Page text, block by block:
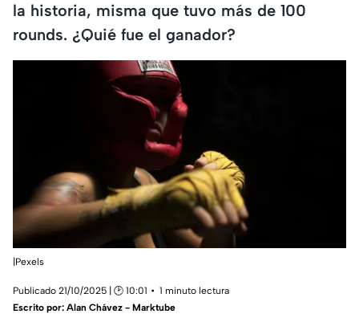
la historia, misma que tuvo más de 100
rounds. ¿Quié fue el ganador?
|Pexels
Publicado 21/10/2025 | 🕑 10:01
1 minuto lectura
Escrito por: Alan Chávez - Marktube